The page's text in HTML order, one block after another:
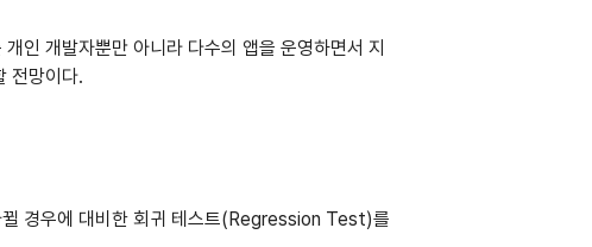
인 개발자뿐만 아니라 다수의 앱을 운영하면서 지
전망이다.
경우에 대비한 회귀 테스트(Regression Test)를